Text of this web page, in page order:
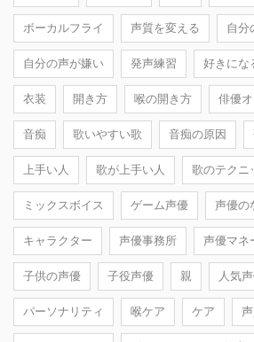
ボーカルフライ 声質を変える 自分
自分の声が嫌い 発声練習 好きにな
衣装 開き方 喉の開き方 俳優
音痴 歌いやすい歌 音痴の原因
上手い人 歌が上手い人 歌のテクニ
ミックスボイス ゲーム声優 声優の
キャラクター 声優事務所 声優マネ
子供の声優 子役声優 親 人気
パーソナリティ 喉ケア ケア